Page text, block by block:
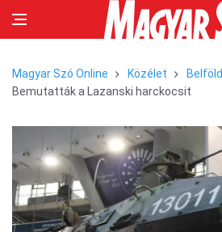
Magyar Szó Online Közélet
Belföld
Bemutatták a Lazanski harckocsit